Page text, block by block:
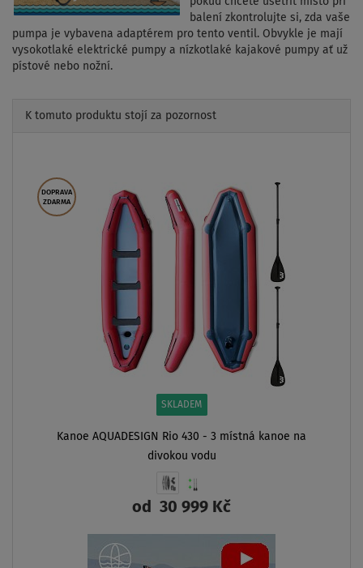
balení zkontrolujte si, zda vaše
pumpa je vybavena adaptérem pro tento ventil. Obvykle je mají
vysokotlaké elektrické pumpy a nízkotlaké kajakové pumpy ať už
pístové nebo nožní.
K tomuto produktu stojí za pozornost
DOPRAVA
ZDARMA
SKLADEM
Kanoe AQUADESIGN Rio 430 - 3 místná kanoe na
divokou vodu
od 30 999 Kč